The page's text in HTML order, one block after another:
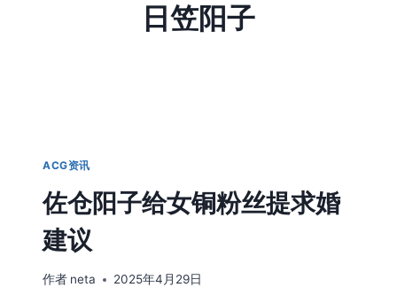
日笠阳子
ACG资讯
佐仓阳子给女铜粉丝提求婚
建议
作者 neta 2025年4月29日